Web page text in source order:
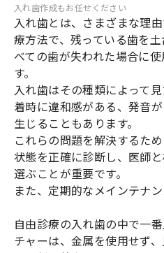
入れ歯作成もお任せください
入れ歯とは、さまざまな理
療方法で、残っている歯を
べての歯が失われた場合に
す。
入れ歯はその種類によって
着時に違和感がある、発音
生じることもあります。
これらの問題を解決するた
状態を正確に診断し、医師
選ぶことが重要です。
また、定期的なメインテナ
自由診療の入れ歯の中で一
チャーは、金属を使用せず